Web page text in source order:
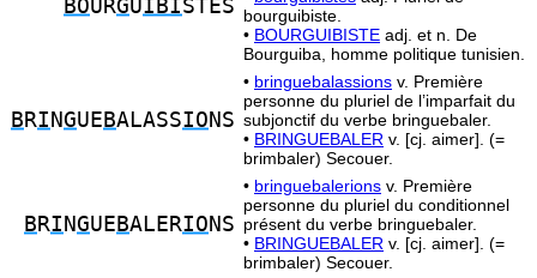
BOURGUIBISTES bourguibiste.
• BOURGUIBISTE adj. et n. De
Bourguiba, homme politique tunisien.
B RI NGUE BALASSIO NS
• bringuebalassions v. Première
personne du pluriel de l’imparfait du
subjonctif du verbe bringuebaler.
• BRINGUEBALER v. [cj. aimer]. (=
brimbaler) Secouer.
B RI NGUE BALERIO NS
• bringuebalerions v. Première
personne du pluriel du conditionnel
présent du verbe bringuebaler.
• BRINGUEBALER v. [cj. aimer]. (=
brimbaler) Secouer.